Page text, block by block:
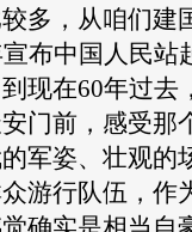
多，从咱们建
布中国人民站
现在60年过去
门前，感受那
军姿、壮观的
游行队伍，作